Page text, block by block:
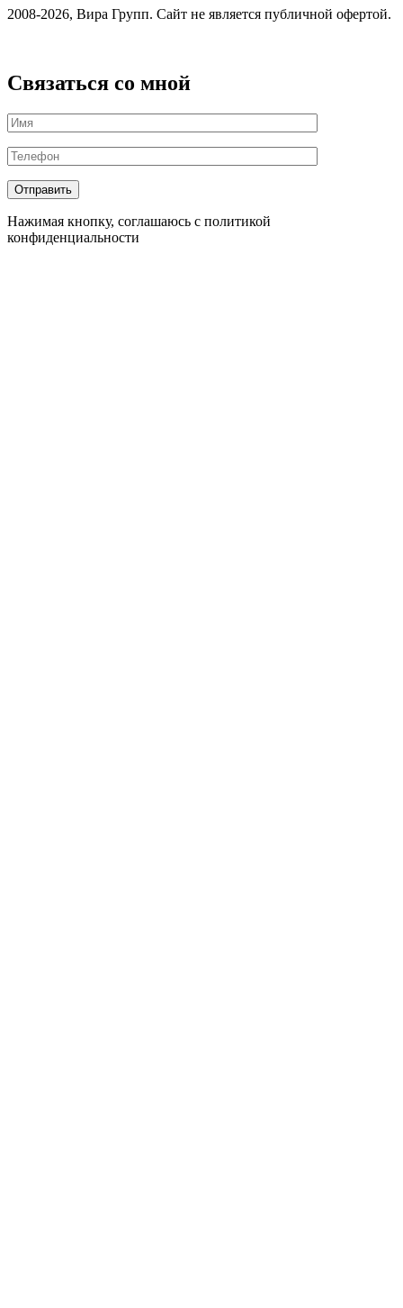
2008-2026, Вира Групп. Cайт не является публичной офертой.
Связаться со мной
Нажимая кнопку, соглашаюсь с политикой
конфиденциальности